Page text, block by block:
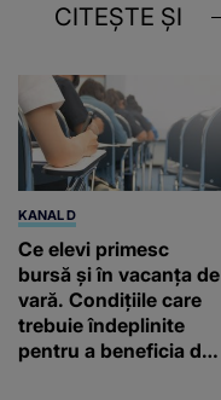
CITEȘTE ȘI
KANAL D
Ce elevi primesc
bursă și în vacanța de
vară. Condițiile care
trebuie îndeplinite
pentru a beneficia de